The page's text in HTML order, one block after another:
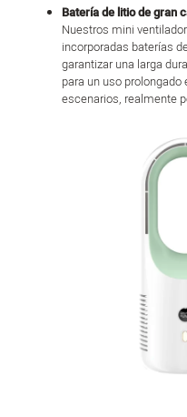
Batería de litio de gran
Nuestros mini
incorporadas baterías
garantizar una larga
para un uso
escenarios, realmente